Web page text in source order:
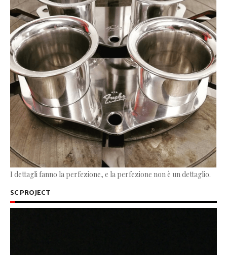
I dettagli fanno la perfezione, e la perfezione non è un dettaglio.
SC PROJECT